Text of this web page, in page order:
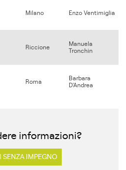
Milano Enzo Ventimiglia
Riccione
Manuela
Tronchin
Roma
Barbara
D'Andrea
informazioni?
SENZA IMPEGNO